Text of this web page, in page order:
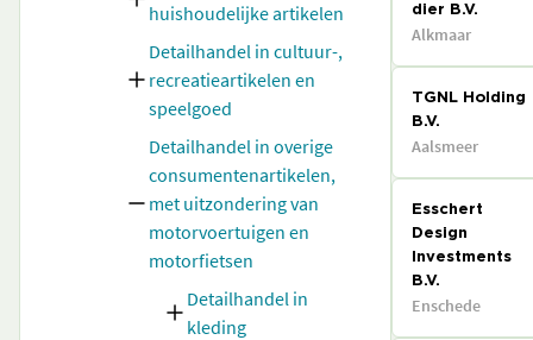
huishoudelijke artikelen
Detailhandel in cultuur-,
recreatieartikelen en
speelgoed
Detailhandel in overige
consumentenartikelen,
met uitzondering van
motorvoertuigen en
motorfietsen
Detailhandel in
kleding
dier B.V.
Alkmaar
TGNL Holding
B.V.
Aalsmeer
Esschert
Design
Investments
B.V.
Enschede